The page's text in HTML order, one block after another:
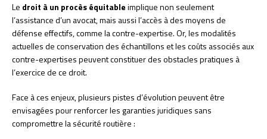
Le droit à un procès équitableimplique non seulement
l’assistance d’un avocat, mais aussi l’accès à des moyens de
défense effectifs, comme la contre-expertise. Or, les modalités
actuelles de conservation des échantillons et les coûts associés aux
contre-expertises peuvent constituer des obstacles pratiques à
l’exercice de ce droit.
Face à ces enjeux, plusieurs pistes d’évolution peuvent être
envisagées pour renforcer les garanties juridiques sans
compromettre la sécurité routière :